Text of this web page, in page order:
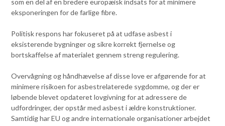
som en del af en bredere europæisk indsats for at minimere
eksponeringen for de farlige fibre.
Politisk respons har fokuseret på at udfase asbest i
eksisterende bygninger og sikre korrekt fjernelse og
bortskaffelse af materialet gennem streng regulering.
Overvågning og håndhævelse af disse love er afgørende for at
minimere risikoen for asbestrelaterede sygdomme, og der er
løbende blevet opdateret lovgivning for at adressere de
udfordringer, der opstår med asbest i ældre konstruktioner.
Samtidig har EU og andre internationale organisationer arbejdet